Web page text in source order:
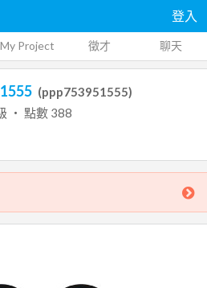
登入
My Project 徵才 聊天
(ppp753951555)
‧ 點數 388